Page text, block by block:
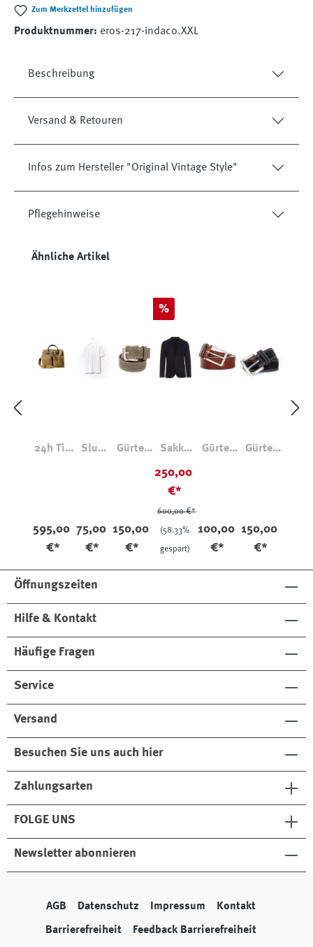
Zum Merkzettel hinzufügen
Produktnummer: eros-217-indaco.XXL
Beschreibung
Versand & Retouren
Infos zum Hersteller "Original Vintage Style"
Pflegehinweise
Produktgalerie überspringen
Ähnliche Artikel
24h Tin
595,00
€*
Slub
75,00
€*
Gürtel
150,00
€*
Rabatt
%
Sakko
Twill
250,00
€*
600,00 €*
(58.33%
gespart)
Gürtel
100,00
€*
Gürtel
150,00
€*
Öffnungszeiten
Hilfe & Kontakt
Häufige Fragen
Service
Versand
Besuchen Sie uns auch hier
Zahlungsarten
FOLGE UNS
Newsletter abonnieren
AGB Datenschutz Impressum Kontakt
Barrierefreiheit Feedback Barrierefreiheit